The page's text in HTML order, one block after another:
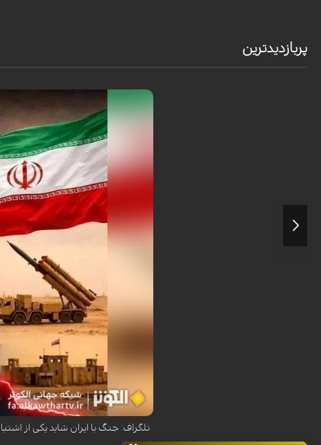
پربازدیدترین
روزنامه دیلی تلگراف در تحلیلی هشدار
تلگراف: جنگ با ایران شاید یکی از